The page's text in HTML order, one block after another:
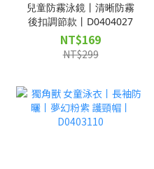
兒童防霧泳鏡丨清晰防霧
後扣調節款丨D0404027
NT$169
NT$299